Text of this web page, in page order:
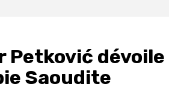
Petković
Saoudite